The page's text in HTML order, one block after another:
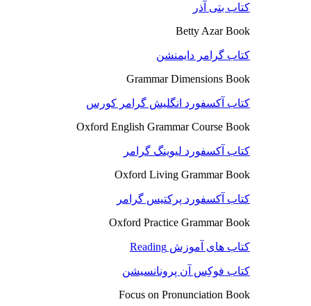
کتاب بتی آذر
Betty Azar Book
کتاب گرامر دایمنشن
Grammar Dimensions Book
کتاب آکسفورد انگلیش گرامر کورس
Oxford English Grammar Course Book
کتاب آکسفورد لیوینگ گرامر
Oxford Living Grammar Book
کتاب آکسفورد پرکتیس گرامر
Oxford Practice Grammar Book
کتاب های آموزش Reading
کتاب فوکِس آن پرونانسیشن
Focus on Pronunciation Book